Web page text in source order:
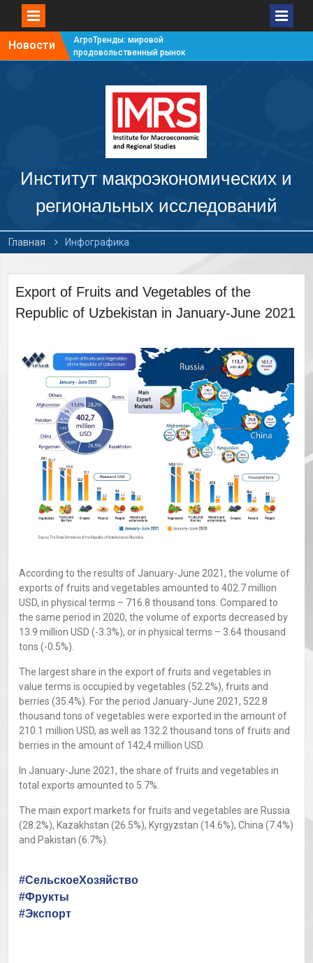
Новости
АгроТренды: мировой
продовольственный рынок
продовольственный рынок
АгроТренды: мировой
продовольственный рынок
АгроТренды: мировой
#4
Институт макроэкономических и
региональных исследований
Главная Инфографика
Export of Fruits and Vegetables of the
Republic of Uzbekistan in January-June 2021
According to the results of January-June 2021, the volume of
exports of fruits and vegetables amounted to 402.7 million
USD, in physical terms – 716.8 thousand tons. Compared to
the same period in 2020, the volume of exports decreased by
13.9 million USD (-3.3%), or in physical terms – 3.64 thousand
tons (-0.5%).
The largest share in the export of fruits and vegetables in
value terms is occupied by vegetables (52.2%), fruits and
berries (35.4%). For the period January-June 2021, 522.8
thousand tons of vegetables were exported in the amount of
210.1 million USD, as well as 132.2 thousand tons of fruits and
berries in the amount of 142,4 million USD.
In January-June 2021, the share of fruits and vegetables in
total exports amounted to 5.7%.
The main export markets for fruits and vegetables are Russia
(28.2%), Kazakhstan (26.5%), Kyrgyzstan (14.6%), China (7.4%)
and Pakistan (6.7%).
#СельскоеХозяйство
#Фрукты
#Экспорт